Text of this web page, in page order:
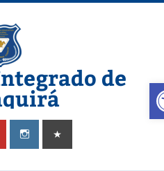
de
Zipaquira